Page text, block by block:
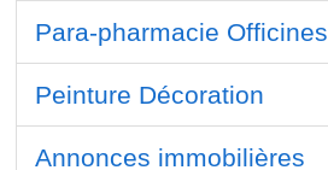
Para-pharmacie Officines
Peinture Décoration
Annonces immobilières